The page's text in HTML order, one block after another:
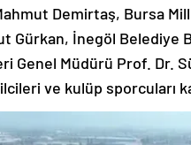
Demirtaş, Bursa
Gürkan, İnegöl Belediye
Genel Müdürü Prof. Dr.
ve kulüp sporcuları